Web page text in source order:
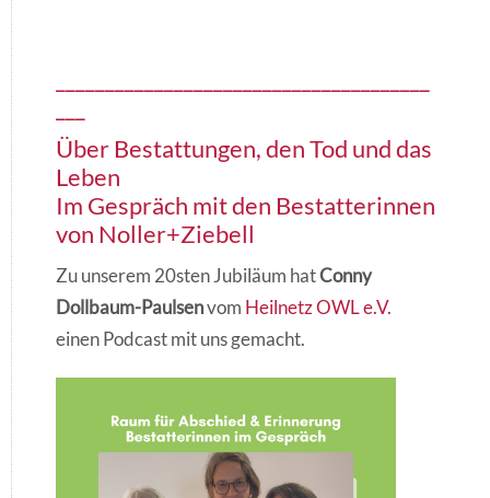
Über Bestattungen, den Tod und das
Leben
Im Gespräch mit den Bestatterinnen
von Noller+Ziebell
Zu unserem 20sten Jubiläum hatConny
Dollbaum-Paulsenvom Heilnetz OWL e.V.
einen Podcast mit uns gemacht.